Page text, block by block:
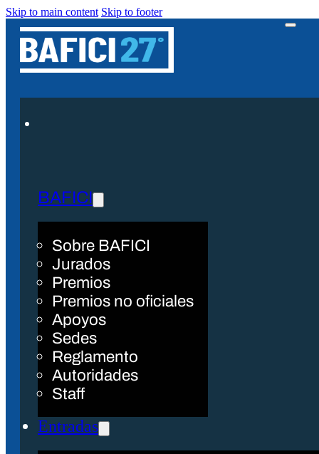
Skip to main content Skip to footer
BAFICI
Sobre BAFICI
Jurados
Premios
Premios no oficiales
Apoyos
Sedes
Reglamento
Autoridades
Staff
Entradas